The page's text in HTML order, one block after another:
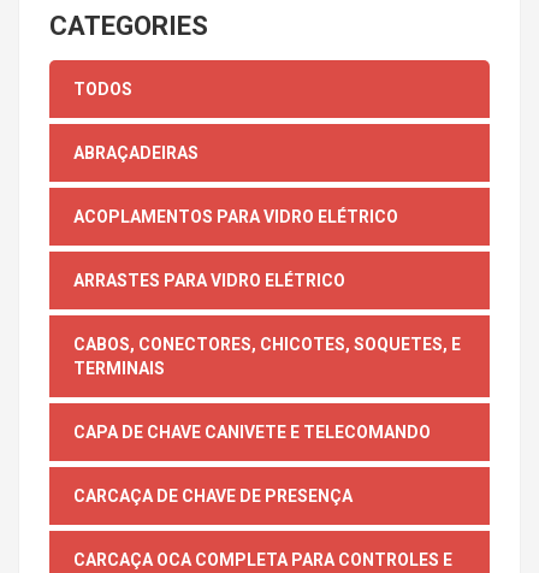
CATEGORIES
TODOS
ABRAÇADEIRAS
ACOPLAMENTOS PARA VIDRO ELÉTRICO
ARRASTES PARA VIDRO ELÉTRICO
CABOS, CONECTORES, CHICOTES, SOQUETES, E
TERMINAIS
CAPA DE CHAVE CANIVETE E TELECOMANDO
CARCAÇA DE CHAVE DE PRESENÇA
CARCAÇA OCA COMPLETA PARA CONTROLES E